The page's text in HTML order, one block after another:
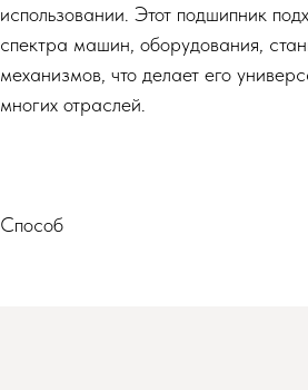
использовании. Этот подшипник
спектра машин, оборудования,
механизмов, что делает его
многих отраслей.
Способ